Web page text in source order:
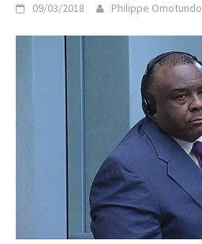
09/03/2018 Philippe Omotundo